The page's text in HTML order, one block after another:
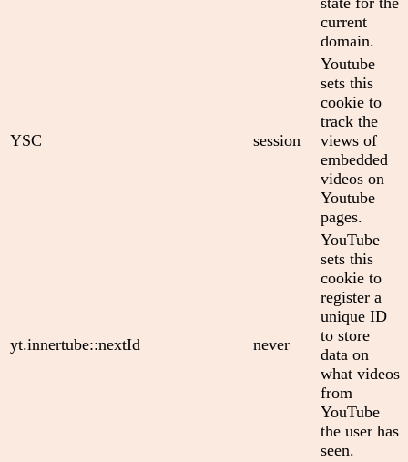
current
domain.
YSC session
Youtube
sets this
cookie to
track the
views of
embedded
videos on
Youtube
pages.
yt.innertube::nextId never
YouTube
sets this
cookie to
register a
unique ID
to store
data on
what videos
from
YouTube
the user has
seen.